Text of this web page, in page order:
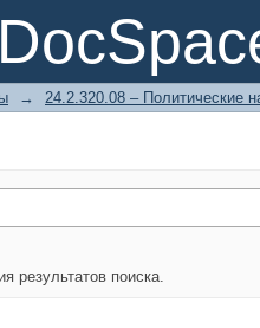
→ 24.2.320.08 – Политические
результатов поиска.